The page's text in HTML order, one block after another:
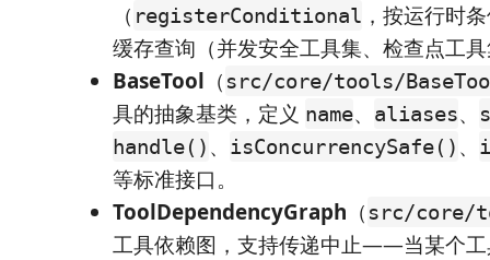
（ registerConditional ，按运行时
缓存查询（并发安全工具集、检查点工
BaseTool （ src/core/tools/
具的抽象基类，定义 name、 aliases、
handle() 、 isConcurrencySafe() 、
等标准接口。
ToolDependencyGraph （ src/core/
工具依赖图，支持传递中止——当某个工